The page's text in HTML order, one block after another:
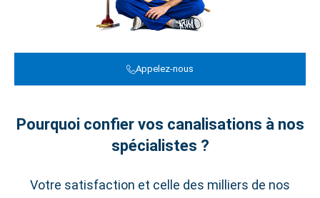
Appelez-nous
Pourquoi confier vos canalisations à nos
spécialistes ?
Votre satisfaction et celle des milliers de nos